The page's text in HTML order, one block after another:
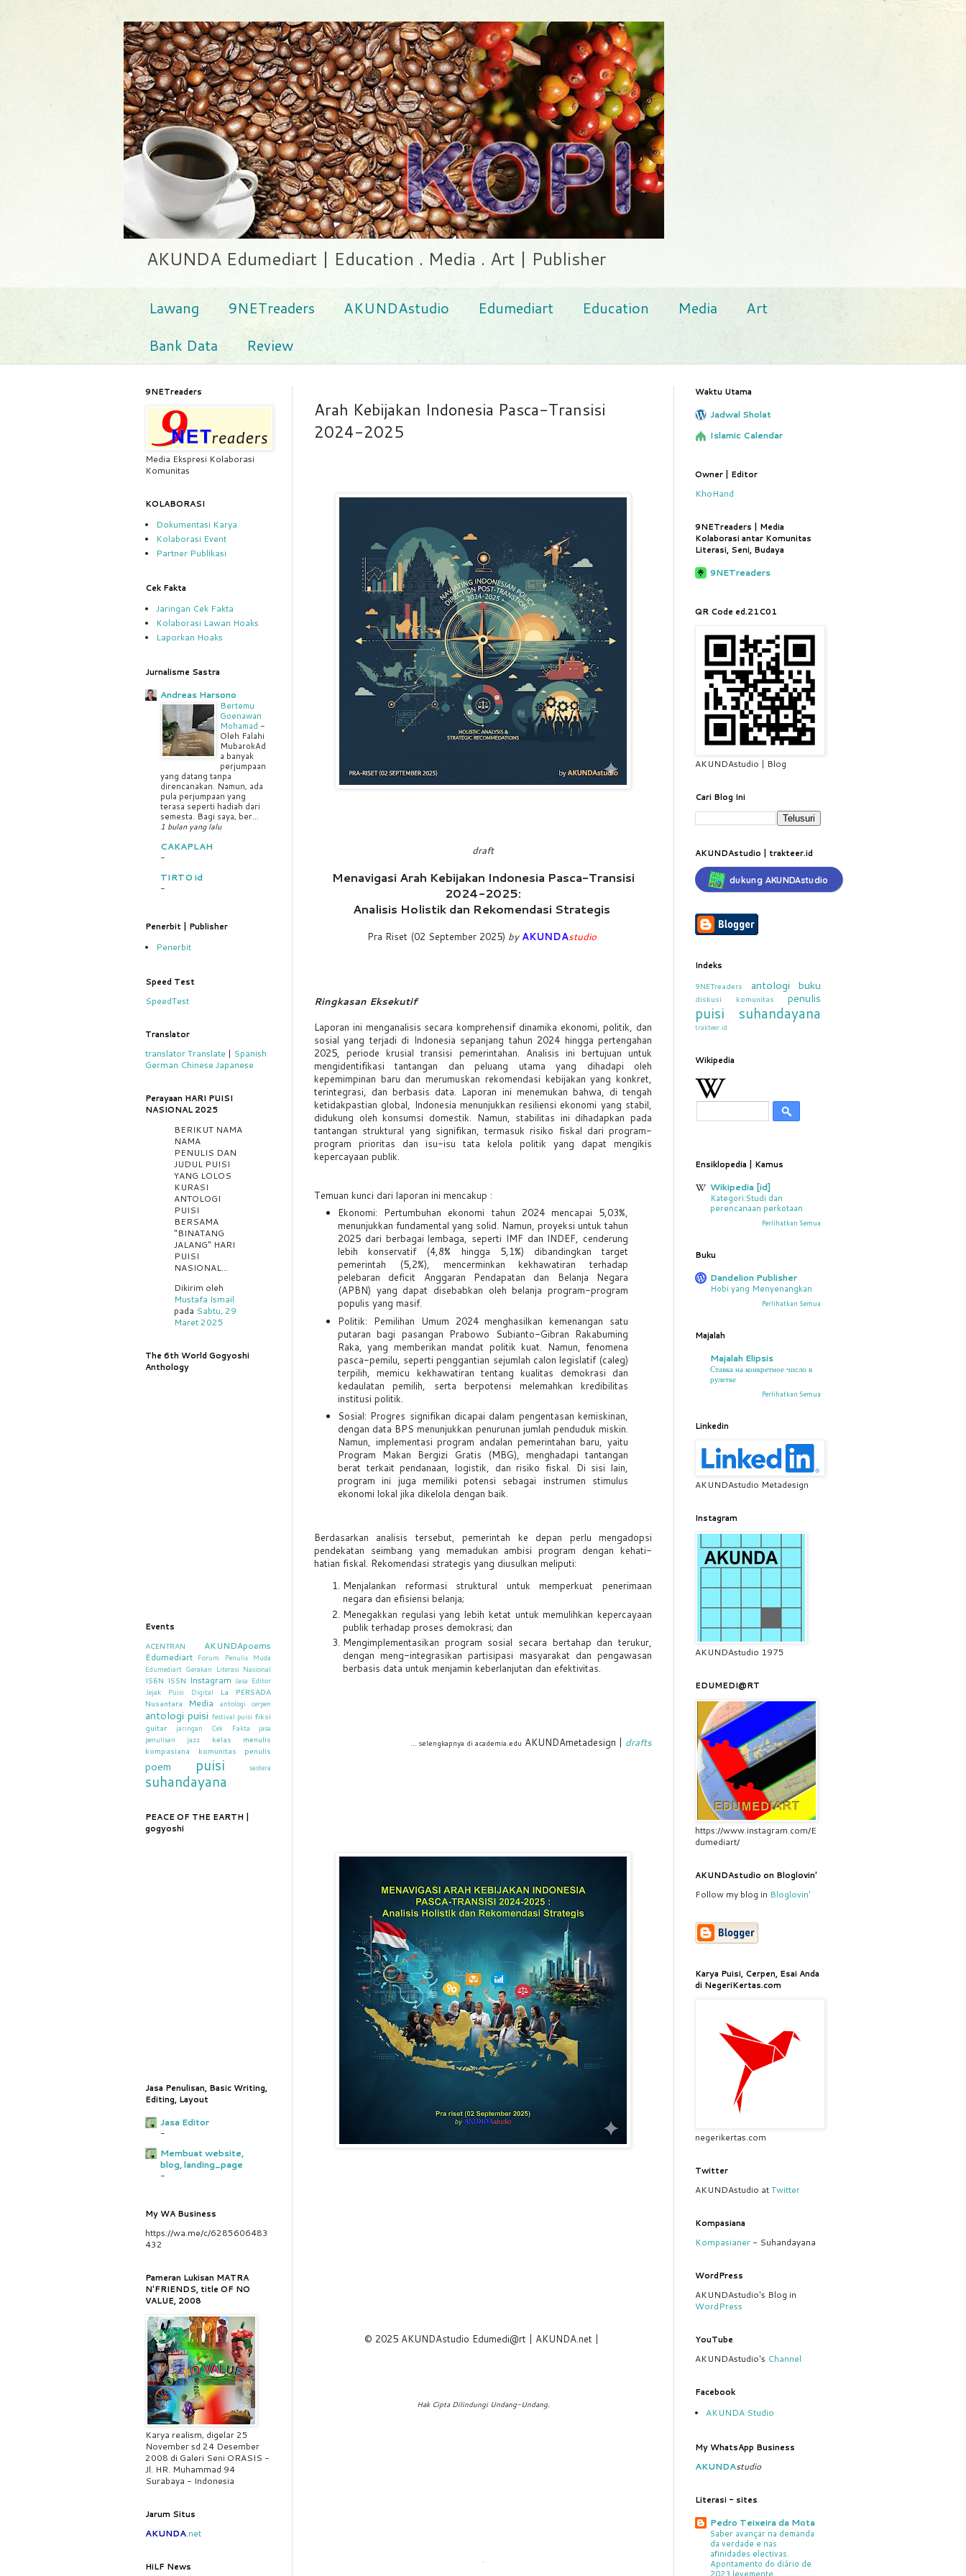
AKUNDA Edumediart | Education . Media . Art | Publisher
Lawang 9NETreaders AKUNDAstudio Edumediart Education Media
Art
Bank Data
Review
Arah Kebijakan Indonesia Pasca-Transisi
2024-2025
draft
Menavigasi Arah Kebijakan Indonesia Pasca-Transisi
2024-2025:
Analisis Holistik dan Rekomendasi Strategis
Pra Riset (02 September 2025) by AKUNDAstudio
Ringkasan Eksekutif
Laporan ini menganalisis secara komprehensif dinamika ekonomi, politik, dan
sosial yang terjadi di Indonesia sepanjang tahun 2024 hingga pertengahan
2025, periode krusial transisi pemerintahan. Analisis ini bertujuan untuk
mengidentifikasi tantangan dan peluang utama yang dihadapi oleh
kepemimpinan baru dan merumuskan rekomendasi kebijakan yang konkret,
terintegrasi, dan berbasis data. Laporan ini menemukan bahwa, di tengah
ketidakpastian global, Indonesia menunjukkan resiliensi ekonomi yang stabil,
didukung oleh konsumsi domestik. Namun, stabilitas ini dihadapkan pada
tantangan struktural yang signifikan, termasuk risiko fiskal dari program-
program prioritas dan isu-isu tata kelola politik yang dapat mengikis
kepercayaan publik.
Temuan kunci dari laporan ini mencakup :
Ekonomi: Pertumbuhan ekonomi tahun 2024 mencapai 5,03%,
menunjukkan fundamental yang solid. Namun, proyeksi untuk tahun
2025 dari berbagai lembaga, seperti IMF dan INDEF, cenderung
lebih konservatif (4,8% hingga 5,1%) dibandingkan target
pemerintah (5,2%), mencerminkan kekhawatiran terhadap
pelebaran deficit Anggaran Pendapatan dan Belanja Negara
(APBN) yang dapat disebabkan oleh belanja program-program
populis yang masif.
Politik: Pemilihan Umum 2024 menghasilkan kemenangan satu
putaran bagi pasangan Prabowo Subianto-Gibran Rakabuming
Raka, yang memberikan mandat politik kuat. Namun, fenomena
pasca-pemilu, seperti penggantian sejumlah calon legislatif (caleg)
terpilih, memicu kekhawatiran tentang kualitas demokrasi dan
kedaulatan pemilih, serta berpotensi melemahkan kredibilitas
institusi politik.
Sosial: Progres signifikan dicapai dalam pengentasan kemiskinan,
dengan data BPS menunjukkan penurunan jumlah penduduk miskin.
Namun, implementasi program andalan pemerintahan baru, yaitu
Program Makan Bergizi Gratis (MBG), menghadapi tantangan
berat terkait pendanaan, logistik, dan risiko fiskal. Di sisi lain,
program ini juga memiliki potensi sebagai instrumen stimulus
ekonomi lokal jika dikelola dengan baik.
Berdasarkan analisis tersebut, pemerintah ke depan perlu mengadopsi
pendekatan seimbang yang memadukan ambisi program dengan kehati-
hatian fiskal. Rekomendasi strategis yang diusulkan meliputi:
Menjalankan reformasi struktural untuk memperkuat penerimaan
negara dan efisiensi belanja;
Menegakkan regulasi yang lebih ketat untuk memulihkan kepercayaan
publik terhadap proses demokrasi; dan
Mengimplementasikan program sosial secara bertahap dan terukur,
dengan meng-integrasikan partisipasi masyarakat dan pengawasan
berbasis data untuk menjamin keberlanjutan dan efektivitas.
... selengkapnya di academia.edu AKUNDAmetadesign | drafts
© 2025 AKUNDAstudio Edumedi@rt | AKUNDA.net |
Hak Cipta Dilindungi Undang-Undang.
.
9NETreaders
Media Ekspresi Kolaborasi
Komunitas
KOLABORASI
Dokumentasi Karya
Kolaborasi Event
Partner Publikasi
Cek Fakta
Jaringan Cek Fakta
Kolaborasi Lawan Hoaks
Laporkan Hoaks
Jurnalisme Sastra
Andreas Harsono
Bertemu
Goenawan
Mohamad -
Oleh Falahi
MubarokAd
a banyak
perjumpaan
yang datang tanpa
direncanakan. Namun, ada
pula perjumpaan yang
terasa seperti hadiah dari
semesta. Bagi saya, ber...
1 bulan yang lalu
CAKAPLAH
-
TIRTO id
-
Penerbit | Publisher
Penerbit
Speed Test
SpeedTest
Translator
translatorTranslate | Spanish
German Chinese Japanese
Perayaan HARI PUISI
NASIONAL 2025
BERIKUT NAMA
NAMA
PENULIS DAN
JUDUL PUISI
YANG LOLOS
KURASI
ANTOLOGI
PUISI
BERSAMA
"BINATANG
JALANG" HARI
PUISI
NASIONAL...
Dikirim oleh
Mustafa Ismail
pada Sabtu, 29
Maret 2025
The 6th World Gogyoshi
Anthology
Events
ACENTRAN
AKUNDApoems
Edumediart Forum Penulis Muda
Edumediart Gerakan Literasi Nasional
ISBN ISSN Instagram Jasa Editor
Jejak Puisi Digital
La PERSADA
Nusantara
Media antologi cerpen
antologi puisi festival puisi fiksi
guitar
jaringan Cek Fakta
jasa
penulisan
jazz
kelas menulis
kompasiana
komunitas penulis
poem puisi sastera
suhandayana
PEACE OF THE EARTH |
gogyoshi
Jasa Penulisan, Basic Writing,
Editing, Layout
Jasa Editor
-
Membuat website,
blog, landing_page
-
My WA Business
https://wa.me/c/6285606483
432
Pameran Lukisan MATRA
N'FRIENDS, title OF NO
VALUE, 2008
Karya realism, digelar 25
November sd 24 Desember
2008 di Galeri Seni ORASIS -
Jl. HR. Muhammad 94
Surabaya - Indonesia
Jarum Situs
AKUNDA.net
HiLF News
Waktu Utama
Jadwal Sholat
Islamic Calendar
Owner | Editor
KhoHand
9NETreaders | Media
Kolaborasi antar Komunitas
Literasi, Seni, Budaya
9NETreaders
QR Code ed.21C01
AKUNDAstudio | Blog
Cari Blog Ini
AKUNDAstudio | trakteer.id
dukung AKUNDAstudio
Indeks
9NETreaders antologi buku
diskusi komunitas penulis
puisi suhandayana
trakteer.id
Wikipedia
Ensiklopedia | Kamus
Wikipedia [id]
Kategori:Studi dan
perencanaan perkotaan
Perlihatkan Semua
Buku
Dandelion Publisher
Hobi yang Menyenangkan
Perlihatkan Semua
Majalah
Majalah Elipsis
Ставка на конкретное число в
рулетке
Perlihatkan Semua
Linkedin
AKUNDAstudio Metadesign
Instagram
AKUNDAstudio 1975
EDUMEDI@RT
https://www.instagram.com/E
dumediart/
AKUNDAstudio on Bloglovin'
Follow my blog in Bloglovin'
Karya Puisi, Cerpen, Esai Anda
di NegeriKertas.com
negerikertas.com
Twitter
AKUNDAstudio atTwitter
Kompasiana
Kompasianer - Suhandayana
WordPress
AKUNDAstudio's Blog in
WordPress
YouTube
AKUNDAstudio's Channel
Facebook
AKUNDA Studio
My WhatsApp Business
AKUNDAstudio
Literasi - sites
Pedro Teixeira da Mota
Saber avançar na demanda
da verdade e nas
afinidades electivas.
Apontamento do diário de